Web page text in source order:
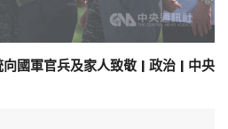
國軍官兵及家人致敬 | 政治 | 中央